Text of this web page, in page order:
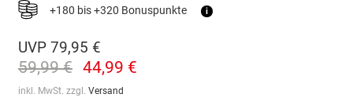
+180 bis +320 Bonuspunkte i
UVP 79,95 €
59,99 € 44,99 €
inkl. MwSt. zzgl. Versand